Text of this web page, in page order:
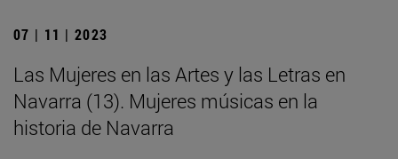
07 | 11 | 2023
Las Mujeres en las Artes y las Letras en
Navarra (13). Mujeres músicas en la
historia de Navarra